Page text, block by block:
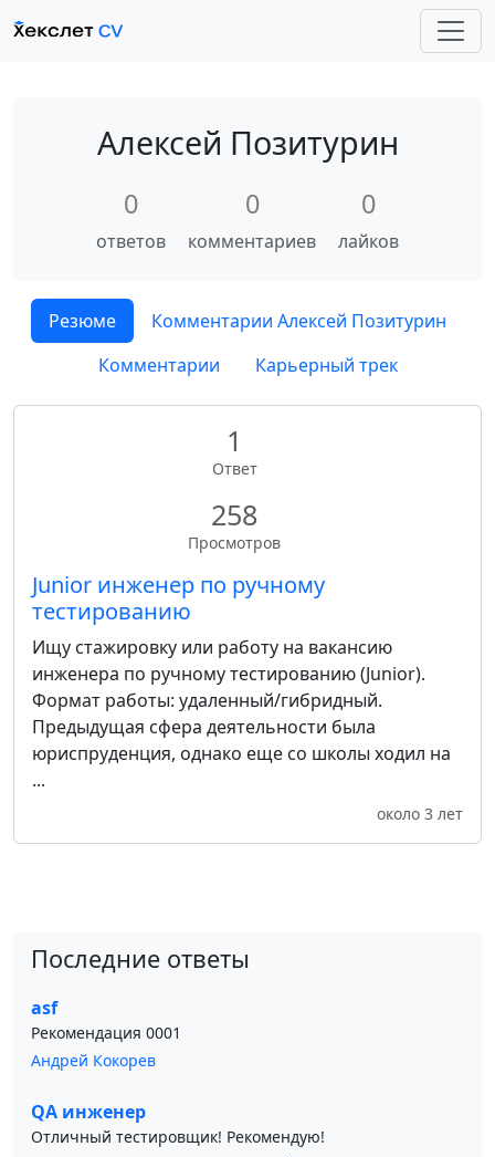
Алексей Позитурин
0
ответов
0
комментариев
0
лайков
Резюме
Комментарии Алексей Позитурин
Комментарии
Карьерный трек
1
Ответ
258
Просмотров
Junior инженер по ручному
тестированию
Ищу стажировку или работу на вакансию
инженера по ручному тестированию (Junior).
Формат работы: удаленный/гибридный.
Предыдущая сфера деятельности была
юриспруденция, однако еще со школы ходил на
...
около 3 лет
Последние ответы
asf
Рекомендация 0001
Андрей Кокорев
QA инженер
Отличный тестировщик! Рекомендую!